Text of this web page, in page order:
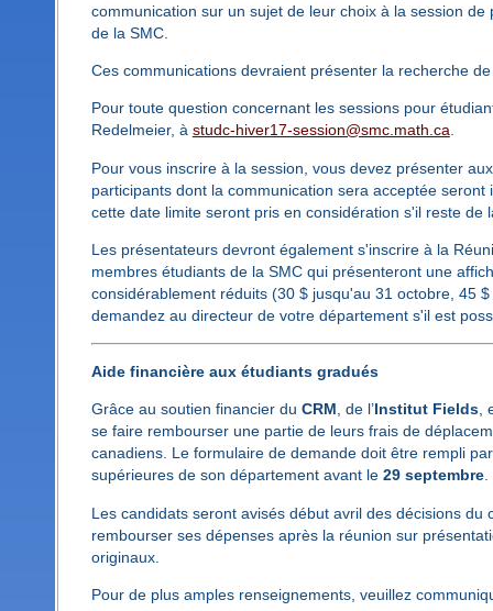
communication sur un sujet de leur choix à la session
de la SMC.
Ces communications devraient présenter la recherche
Pour toute question concernant les sessions pour
Redelmeier, à studc-hiver17-session@smc.math.ca.
Pour vous inscrire à la session, vous devez présenter
participants dont la communication sera acceptée
cette date limite seront pris en considération s'il reste de
Les présentateurs devront également s'inscrire à la
membres étudiants de la SMC qui présenteront une
considérablement réduits (30 $ jusqu'au 31 octobre, 45
demandez au directeur de votre département s'il est
Aide financière aux étudiants gradués
Grâce au soutien financier du CRM, de l’Institut Fields,
se faire rembourser une partie de leurs frais de
canadiens. Le formulaire de demande doit être rempli
supérieures de son département avant le 29 septembre.
Les candidats seront avisés début avril des décisions
rembourser ses dépenses après la réunion sur
originaux.
Pour de plus amples renseignements, veuillez